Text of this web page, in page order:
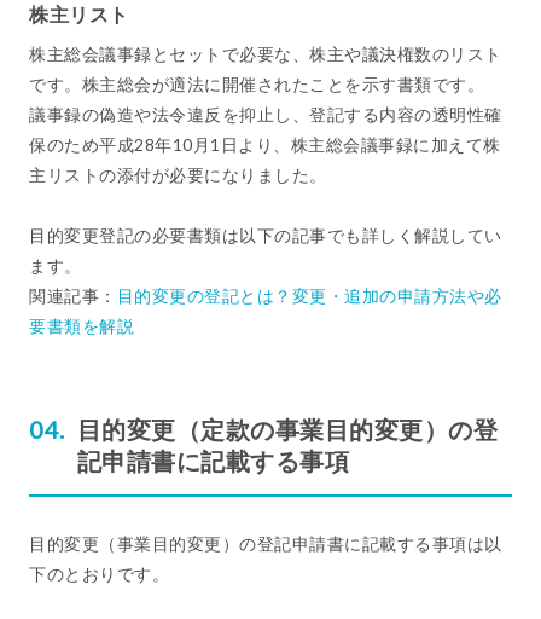
株主リスト
株主総会議事録とセットで必要な、株主や議決権数のリスト
です。株主総会が適法に開催されたことを示す書類です。
議事録の偽造や法令違反を抑止し、登記する内容の透明性確
保のため平成28年10月1日より、株主総会議事録に加えて株
主リストの添付が必要になりました。
目的変更登記の必要書類は以下の記事でも詳しく解説してい
ます。
関連記事： 目的変更の登記とは？変更・追加の申請方法や必
要書類を解説
目的変更（定款の事業目的変更）の登
記申請書に記載する事項
目的変更（事業目的変更）の登記申請書に記載する事項は以
下のとおりです。